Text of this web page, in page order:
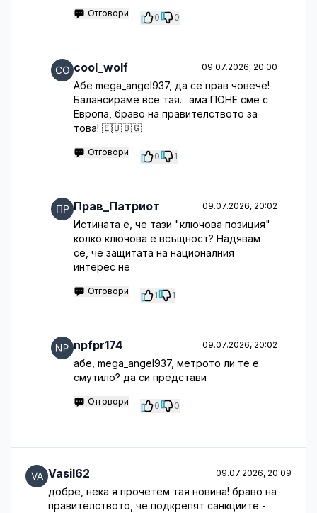
Отговори 0 0
cool_wolf 09.07.2026, 20:00
Абе mega_angel937, да се прав човече!
Балансираме все тая... ама ПОНЕ сме с
Европа, браво на правителството за
това! 🇪🇺🇧🇬
Отговори 0 1
Прав_Патриот 09.07.2026, 20:02
Истината е, че тази "ключова позиция"
колко ключова е всъщност? Надявам
се, че защитата на националния
интерес не
Отговори 1 1
npfpr174 09.07.2026, 20:02
абе, mega_angel937, метрото ли те е
смутило? да си представи
Отговори 0 0
Vasil62 09.07.2026, 20:09
добре, нека я прочетем тая новина! браво на
правителството, че подкрепят санкциите -